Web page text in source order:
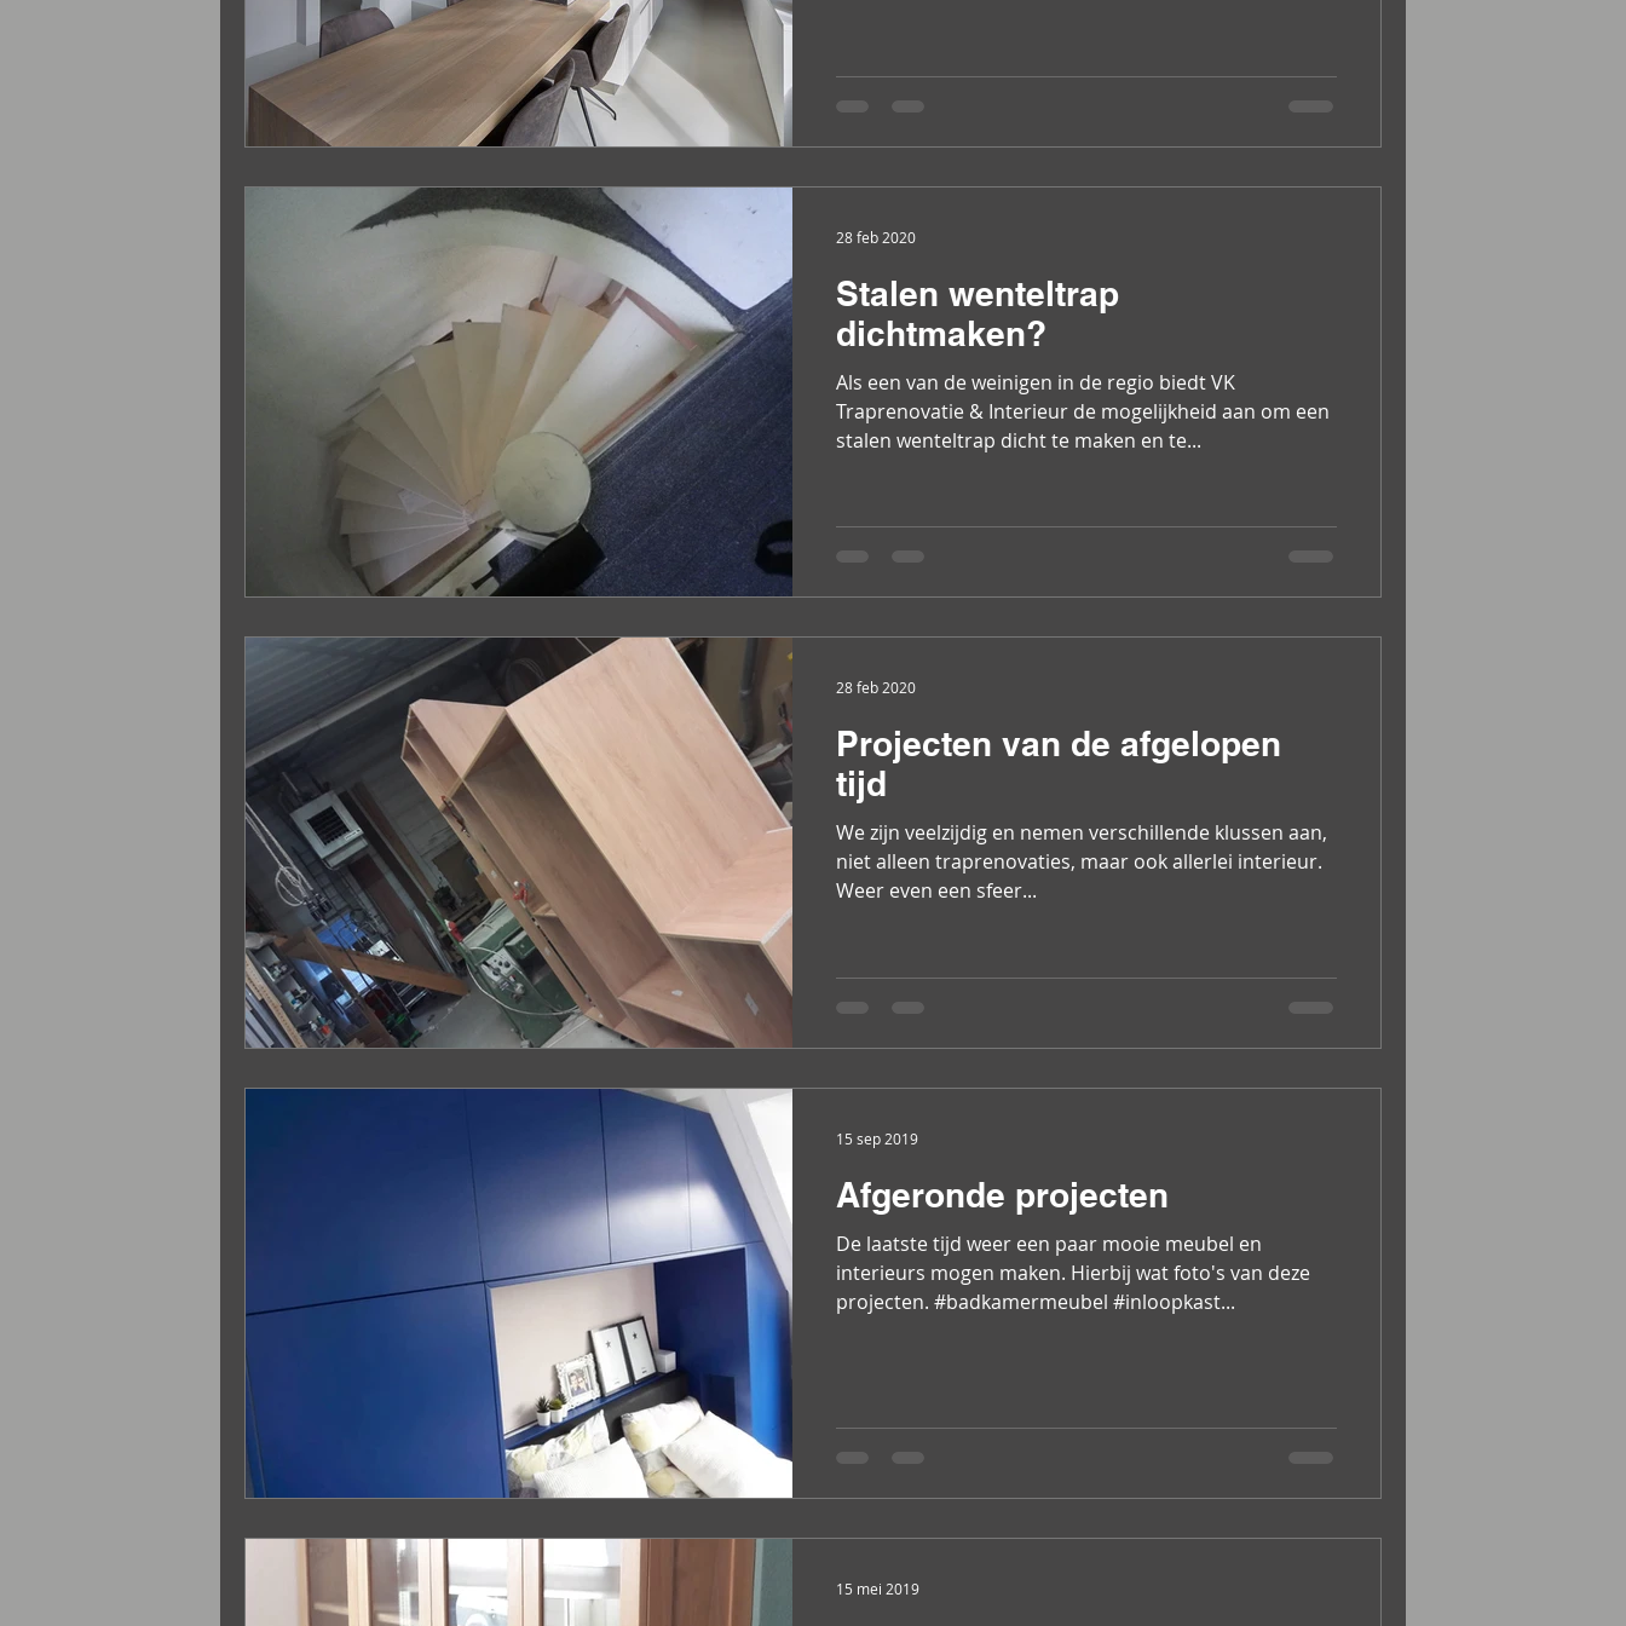
Stalen wenteltrap
dichtmaken?
Als een van de weinigen in de regio biedt VK
Traprenovatie & Interieur de mogelijkheid aan om een
stalen wenteltrap dicht te maken en te...
28 feb 2020
Projecten van de afgelopen
tijd
We zijn veelzijdig en nemen verschillende klussen aan,
niet alleen traprenovaties, maar ook allerlei interieur.
Weer even een sfeer...
28 feb 2020
Afgeronde projecten
De laatste tijd weer een paar mooie meubel en
interieurs mogen maken. Hierbij wat foto's van deze
projecten. #badkamermeubel #inloopkast...
15 sep 2019
15 mei 2019